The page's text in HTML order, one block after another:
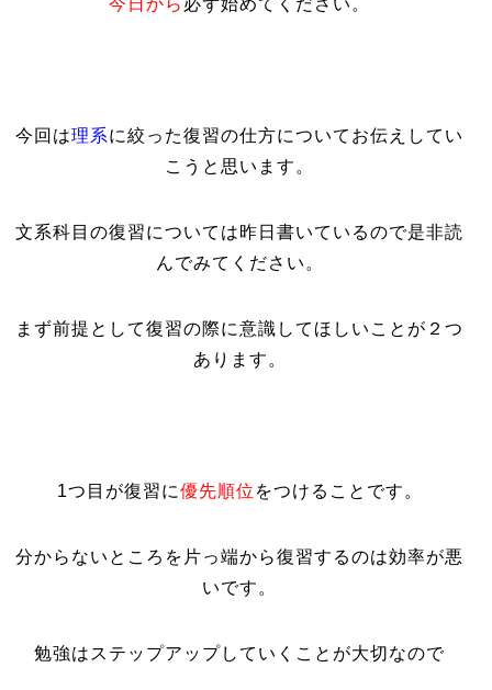
今日から 必ず始めてください。
今回は理系に絞った復習の仕方についてお伝えしてい
こうと思います。
文系科目の復習については昨日書いているので是非読
んでみてください。
まず前提として復習の際に意識してほしいことが２つ
あります。
1つ目が復習に優先順位 をつけることです。
分からないところを片っ端から復習するのは効率が悪
いです。
勉強はステップアップしていくことが大切なので